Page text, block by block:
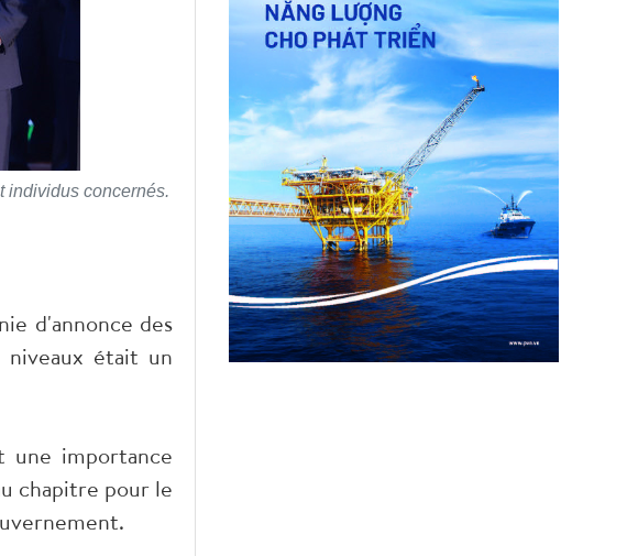
individus concernés.
d'annonce des
niveaux était un
une importance
chapitre pour le